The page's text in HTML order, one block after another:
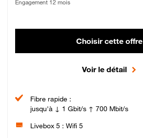
Engagement 12 mois
Choisir cette offre
Voir le détail
Fibre rapide :
jusqu'à ↓ 1 Gbit/s ↑ 700 Mbit/s
Livebox 5 : Wifi 5